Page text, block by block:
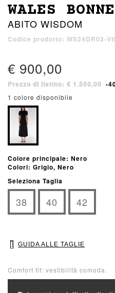
WALES
ABITO WISDOM
Codice prodotto: WS24DR03-
€ 900,00
Prezzo di listino: € 1.500,00 -
1 colore disponibile
Colore principale: Nero
Colori: Grigio, Nero
Seleziona Taglia
38 40 42
GUIDA ALLE TAGLIE
Comfort fit: vestibilità comoda.